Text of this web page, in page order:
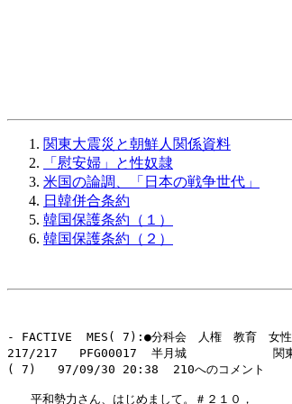
関東大震災と朝鮮人関係資料
「慰安婦」と性奴隷
米国の論調、「日本の戦争世代」
日韓併合条約
韓国保護条約（１）
韓国保護条約（２）
- FACTIVE  MES( 7):●分科会　人権　教育　女
217/217   PFG00017  半月城            関東大震
( 7)   97/09/30 20:38  210へのコメント
平和勢力さん、はじめまして。＃２１０，